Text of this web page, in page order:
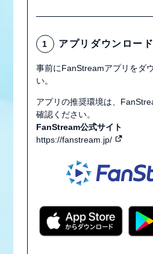
MEMBER BLOG
MOVIE
RADIO
GALLERY
1 アプリダウンロード
事前にFanStreamアプリをダ
い。
アプリの推奨環境は、
確認ください。
FanStream公式サイト
https://fanstream.jp/